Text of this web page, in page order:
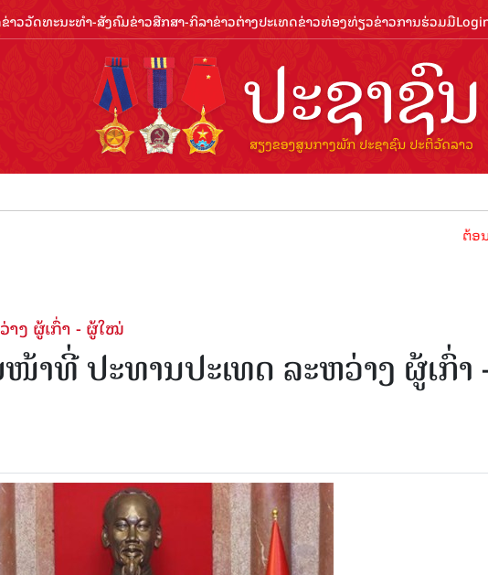
ຂ່າວວັດທະນະທຳ-ສັງຄົມຂ່າວສືກສາ-ກິລາຂ່າວຕ່າງປະເທດຂ່າວທ່ອງທ່ຽວຂ່າວການຮ່ວມມື
ຕ້ອນຮັບປີ
ງ ຜູ້ເກົ່າ - ຜູ້ໃໝ່
າທີ່ ປະທານປະເທດ ລະຫວ່າງ ຜູ້ເກົ່າ